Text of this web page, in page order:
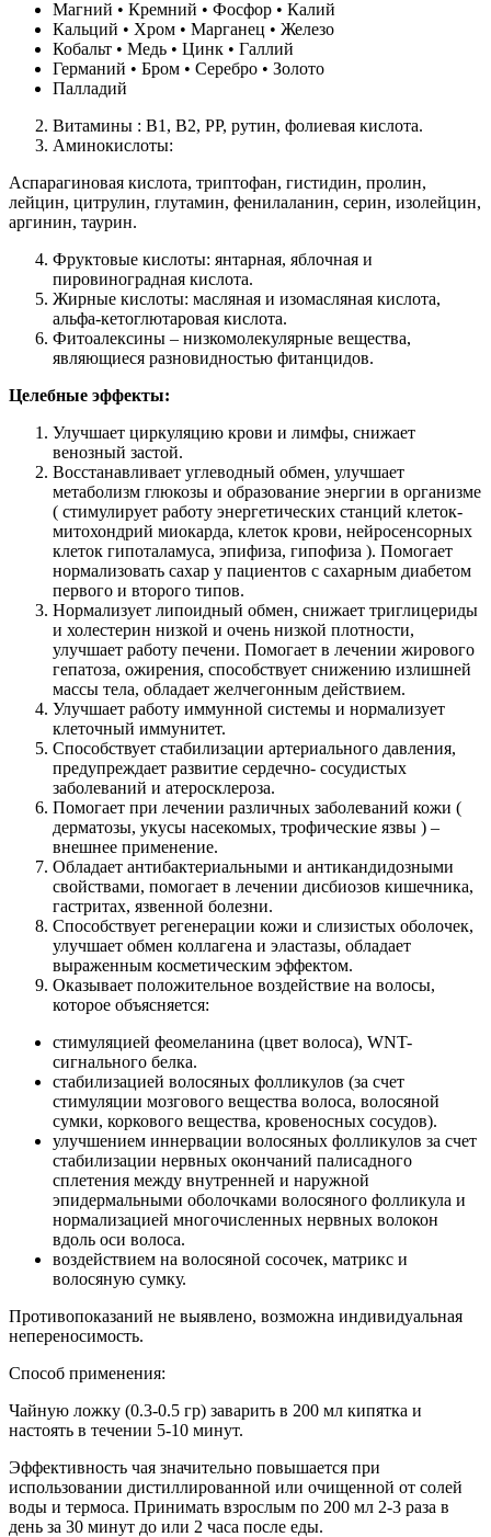
Магний • Кремний • Фосфор • Калий
Кальций • Хром • Марганец • Железо
Кобальт • Медь • Цинк • Галлий
Германий • Бром • Серебро • Золото
Палладий
Витамины : В1, В2, РР, рутин, фолиевая кислота.
Аминокислоты:
Аспарагиновая кислота, триптофан, гистидин, пролин,
лейцин, цитрулин, глутамин, фенилаланин, серин, изолейцин,
аргинин, таурин.
Фруктовые кислоты: янтарная, яблочная и
пировиноградная кислота.
Жирные кислоты: масляная и изомасляная кислота,
альфа-кетоглютаровая кислота.
Фитоалексины – низкомолекулярные вещества,
являющиеся разновидностью фитанцидов.
Целебные эффекты:
Улучшает циркуляцию крови и лимфы, снижает
венозный застой.
Восстанавливает углеводный обмен, улучшает
метаболизм глюкозы и образование энергии в организме
( стимулирует работу энергетических станций клеток-
митохондрий миокарда, клеток крови, нейросенсорных
клеток гипоталамуса, эпифиза, гипофиза ). Помогает
нормализовать сахар у пациентов с сахарным диабетом
первого и второго типов.
Нормализует липоидный обмен, снижает триглицериды
и холестерин низкой и очень низкой плотности,
улучшает работу печени. Помогает в лечении жирового
гепатоза, ожирения, способствует снижению излишней
массы тела, обладает желчегонным действием.
Улучшает работу иммунной системы и нормализует
клеточный иммунитет.
Способствует стабилизации артериального давления,
предупреждает развитие сердечно- сосудистых
заболеваний и атеросклероза.
Помогает при лечении различных заболеваний кожи (
дерматозы, укусы насекомых, трофические язвы ) –
внешнее применение.
Обладает антибактериальными и антикандидозными
свойствами, помогает в лечении дисбиозов кишечника,
гастритах, язвенной болезни.
Способствует регенерации кожи и слизистых оболочек,
улучшает обмен коллагена и эластазы, обладает
выраженным косметическим эффектом.
Оказывает положительное воздействие на волосы,
которое объясняется:
стимуляцией феомеланина (цвет волоса), WNT-
сигнального белка.
стабилизацией волосяных фолликулов (за счет
стимуляции мозгового вещества волоса, волосяной
сумки, коркового вещества, кровеносных сосудов).
улучшением иннервации волосяных фолликулов за счет
стабилизации нервных окончаний палисадного
сплетения между внутренней и наружной
эпидермальными оболочками волосяного фолликула и
нормализацией многочисленных нервных волокон
вдоль оси волоса.
воздействием на волосяной сосочек, матрикс и
волосяную сумку.
Противопоказаний не выявлено, возможна индивидуальная
непереносимость.
Способ применения:
Чайную ложку (0.3-0.5 гр) заварить в 200 мл кипятка и
настоять в течении 5-10 минут.
Эффективность чая значительно повышается при
использовании дистиллированной или очищенной от солей
воды и термоса. Принимать взрослым по 200 мл 2-3 раза в
день за 30 минут до или 2 часа после еды.